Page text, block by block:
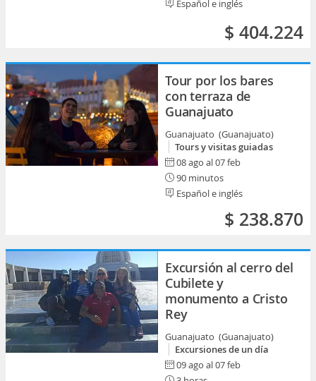
Español e inglés
$ 404.224
Tour por los bares
con terraza de
Guanajuato
Guanajuato (Guanajuato)
Tours y visitas guiadas
08 ago al 07 feb
90 minutos
Español e inglés
$ 238.870
Excursión al cerro del
Cubilete y
monumento a Cristo
Rey
Guanajuato (Guanajuato)
Excursiones de un día
09 ago al 07 feb